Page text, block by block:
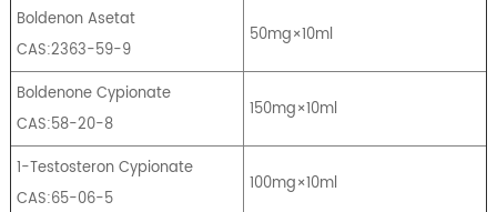
Boldenon Asetat
CAS:2363-59-9
50mg×10ml
Boldenone Cypionate
CAS:58-20-8
150mg×10ml
1-Testosteron Cypionate
CAS:65-06-5
100mg×10ml